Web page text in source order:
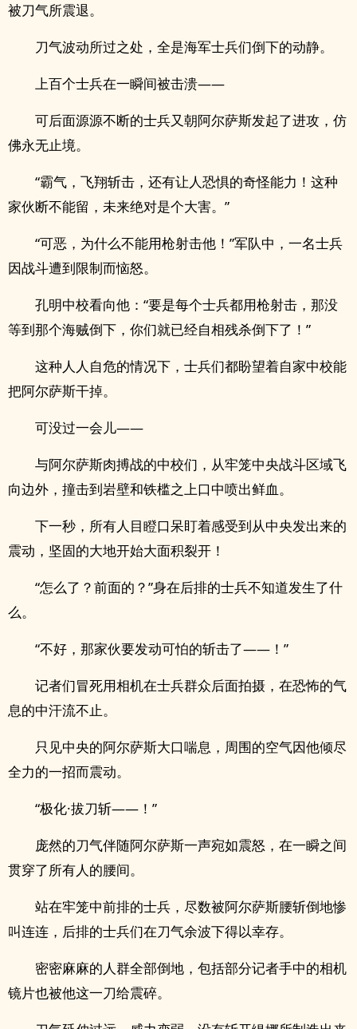
被刀气所震退。
刀气波动所过之处，全是海军士兵们倒下的动静。
上百个士兵在一瞬间被击溃——
可后面源源不断的士兵又朝阿尔萨斯发起了进攻，仿
佛永无止境。
“霸气，飞翔斩击，还有让人恐惧的奇怪能力！这种
家伙断不能留，未来绝对是个大害。”
“可恶，为什么不能用枪射击他！”军队中，一名士兵
因战斗遭到限制而恼怒。
孔明中校看向他：“要是每个士兵都用枪射击，那没
等到那个海贼倒下，你们就已经自相残杀倒下了！”
这种人人自危的情况下，士兵们都盼望着自家中校能
把阿尔萨斯干掉。
可没过一会儿——
与阿尔萨斯肉搏战的中校们，从牢笼中央战斗区域飞
向边外，撞击到岩壁和铁槛之上口中喷出鲜血。
下一秒，所有人目瞪口呆盯着感受到从中央发出来的
震动，坚固的大地开始大面积裂开！
“怎么了？前面的？”身在后排的士兵不知道发生了什
么。
“不好，那家伙要发动可怕的斩击了——！”
记者们冒死用相机在士兵群众后面拍摄，在恐怖的气
息的中汗流不止。
只见中央的阿尔萨斯大口喘息，周围的空气因他倾尽
全力的一招而震动。
“极化·拔刀斩——！”
庞然的刀气伴随阿尔萨斯一声宛如震怒，在一瞬之间
贯穿了所有人的腰间。
站在牢笼中前排的士兵，尽数被阿尔萨斯腰斩倒地惨
叫连连，后排的士兵们在刀气余波下得以幸存。
密密麻麻的人群全部倒地，包括部分记者手中的相机
镜片也被他这一刀给震碎。